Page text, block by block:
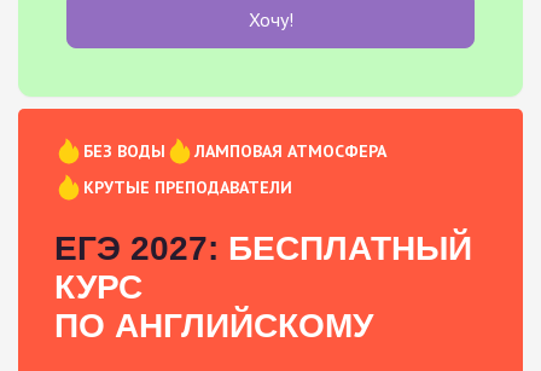
Хочу!
БЕЗ ВОДЫ
ЛАМПОВАЯ АТМОСФЕРА
КРУТЫЕ ПРЕПОДАВАТЕЛИ
ЕГЭ 2027: БЕСПЛАТНЫЙ
КУРС
ПО АНГЛИЙСКОМУ